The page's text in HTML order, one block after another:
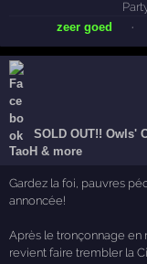
zeer goed ·
SOLD OUT!! Owls'
TaoH & more
Gardez la foi, pauvres
annoncée!
Après le tronçonnage en
revient faire trembler la